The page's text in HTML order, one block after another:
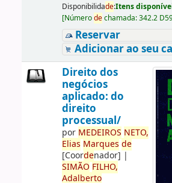
Disponibilidade:Itens
[Númerodechamada:342.2
Reservar
Adicionar ao seu
Direito dos
negócios
aplicado: do
direito
processual/
por MEDEIROS NETO,
Elias Marques de
[Coordenador] |
SIMÃO FILHO,
Adalberto